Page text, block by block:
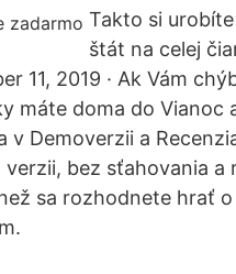
Takto si
štát na celej
11, 2019 · Ak Vám
máte doma do Vianoc
v Demoverzii a
verzii, bez sťahovania
sa rozhodnete hrať